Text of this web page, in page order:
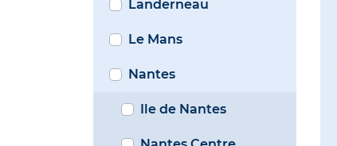
Landerneau
Le Mans
Nantes
Ile de Nantes